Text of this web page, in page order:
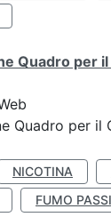
Quadro per
Quadro per il
NICOTINA
FUMO